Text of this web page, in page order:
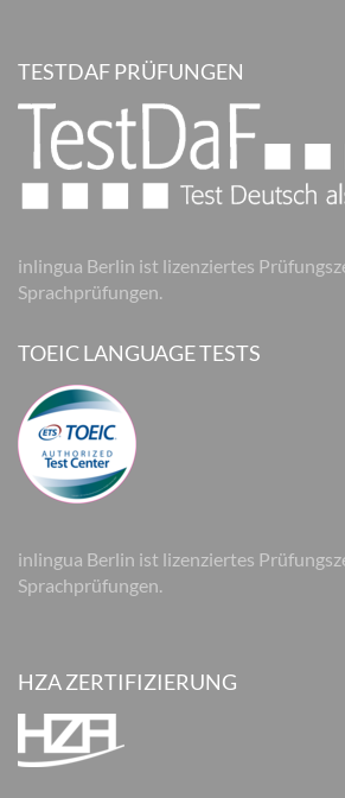
TESTDAF PRÜFUNGEN
inlingua Berlin ist lizenziertes
Sprachprüfungen.
TOEIC LANGUAGE TESTS
inlingua Berlin ist lizenziertes
Sprachprüfungen.
HZA ZERTIFIZIERUNG